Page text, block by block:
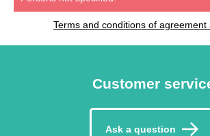
Terms and conditions of agreement
Customer
Ask a question